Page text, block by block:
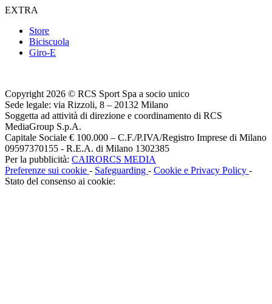
EXTRA
Store
Biciscuola
Giro-E
Copyright 2026 © RCS Sport Spa a socio unico
Sede legale: via Rizzoli, 8 – 20132 Milano
Soggetta ad attività di direzione e coordinamento di RCS
MediaGroup S.p.A.
Capitale Sociale € 100.000 – C.F./P.IVA/Registro Imprese di Milano
09597370155 - R.E.A. di Milano 1302385
Per la pubblicità: CAIRORCS MEDIA
Preferenze sui cookie - Safeguarding - Cookie e Privacy Policy -
Stato del consenso ai cookie: